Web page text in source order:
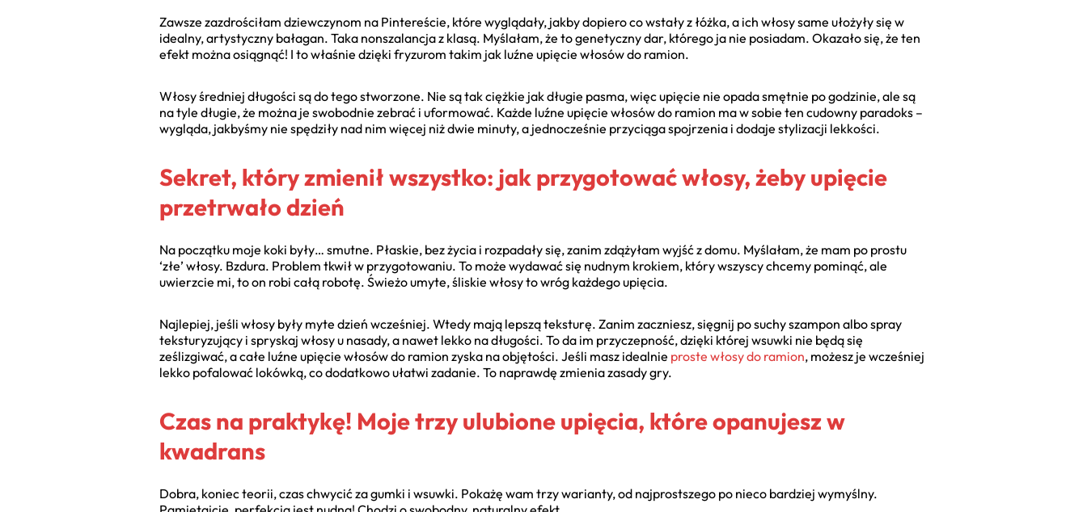
Zawsze zazdrościłam dziewczynom na Pintereście, które wyglądały, jakby dopiero co wstały z łóżka, a ich włosy same ułożyły się w
idealny, artystyczny bałagan. Taka nonszalancja z klasą. Myślałam, że to genetyczny dar, którego ja nie posiadam. Okazało się, że ten
efekt można osiągnąć! I to właśnie dzięki fryzurom takim jak luźne upięcie włosów do ramion.
Włosy średniej długości są do tego stworzone. Nie są tak ciężkie jak długie pasma, więc upięcie nie opada smętnie po godzinie, ale są
na tyle długie, że można je swobodnie zebrać i uformować. Każde luźne upięcie włosów do ramion ma w sobie ten cudowny paradoks –
wygląda, jakbyśmy nie spędziły nad nim więcej niż dwie minuty, a jednocześnie przyciąga spojrzenia i dodaje stylizacji lekkości.
Sekret, który zmienił wszystko: jak przygotować włosy, żeby upięcie
przetrwało dzień
Na początku moje koki były… smutne. Płaskie, bez życia i rozpadały się, zanim zdążyłam wyjść z domu. Myślałam, że mam po prostu
‘złe’ włosy. Bzdura. Problem tkwił w przygotowaniu. To może wydawać się nudnym krokiem, który wszyscy chcemy pominąć, ale
uwierzcie mi, to on robi całą robotę. Świeżo umyte, śliskie włosy to wróg każdego upięcia.
Najlepiej, jeśli włosy były myte dzień wcześniej. Wtedy mają lepszą teksturę. Zanim zaczniesz, sięgnij po suchy szampon albo spray
teksturyzujący i spryskaj włosy u nasady, a nawet lekko na długości. To da im przyczepność, dzięki której wsuwki nie będą się
ześlizgiwać, a całe luźne upięcie włosów do ramion zyska na objętości. Jeśli masz idealnie proste włosy do ramion, możesz je wcześniej
lekko pofalować lokówką, co dodatkowo ułatwi zadanie. To naprawdę zmienia zasady gry.
Czas na praktykę! Moje trzy ulubione upięcia, które opanujesz w
kwadrans
Dobra, koniec teorii, czas chwycić za gumki i wsuwki. Pokażę wam trzy warianty, od najprostszego po nieco bardziej wymyślny.